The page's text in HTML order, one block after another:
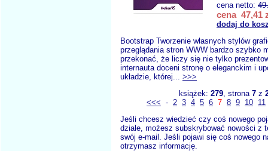
cena netto:
cena 47,41
dodaj do
Bootstrap Tworzenie własnych stylów
przeglądania stron WWW bardzo szybko
przekonać, że liczy się nie tylko
internauta doceni stronę o eleganckim i
układzie, której... >>>
książek: 279, strona 7z
<<< - 2 3 4 5 6 7 8 9 10 11
Jeśli chcesz wiedzieć czy coś nowego
dziale, możesz subskrybować nowości z
swój e-mail. Jeśli pojawi się coś nowego
otrzymasz informację.